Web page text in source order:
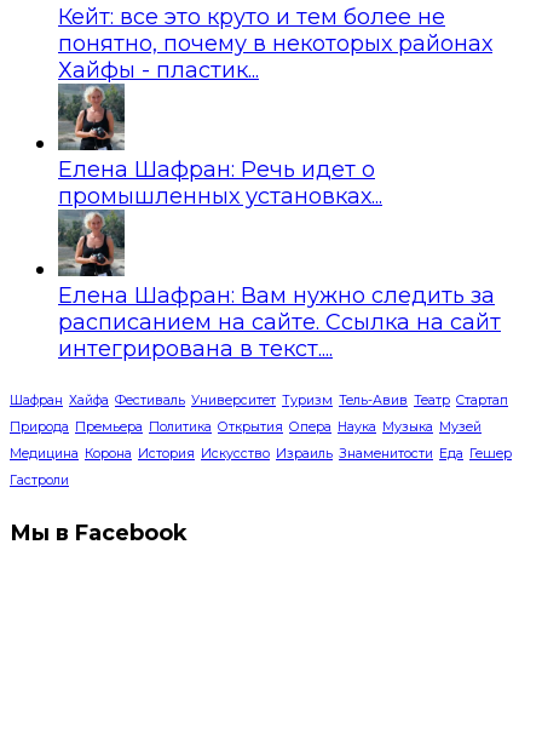
Кейт: все это круто и тем более не
понятно, почему в некоторых районах
Хайфы - пластик...
Елена Шафран: Речь идет о
промышленных установках...
Елена Шафран: Вам нужно следить за
расписанием на сайте. Ссылка на сайт
интегрирована в текст....
Шафран Хайфа Фестиваль Университет Туризм Тель-Авив Театр Стартап
Природа Премьера Политика Открытия Опера Наука Музыка Музей
Медицина Корона История Искусство Израиль Знаменитости Еда Гешер
Гастроли
Мы в Facebook